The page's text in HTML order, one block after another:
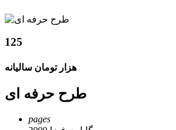
125
هزار تومان سالیانه
طرح حرفه ای
pages